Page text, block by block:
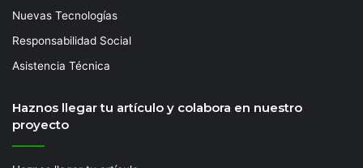
Nuevas Tecnologías
Responsabilidad Social
Asistencia Técnica
Haznos llegar tu artículo y colabora en nuestro
proyecto